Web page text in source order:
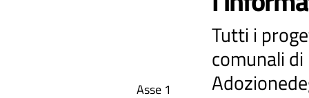
Asse 1
Tutti i
comunali di